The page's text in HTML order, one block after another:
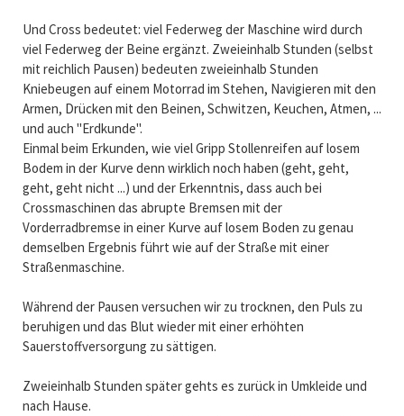
Und Cross bedeutet: viel Federweg der Maschine wird durch
viel Federweg der Beine ergänzt. Zweieinhalb Stunden (selbst
mit reichlich Pausen) bedeuten zweieinhalb Stunden
Kniebeugen auf einem Motorrad im Stehen, Navigieren mit den
Armen, Drücken mit den Beinen, Schwitzen, Keuchen, Atmen, ...
und auch "Erdkunde".
Einmal beim Erkunden, wie viel Gripp Stollenreifen auf losem
Bodem in der Kurve denn wirklich noch haben (geht, geht,
geht, geht nicht ...) und der Erkenntnis, dass auch bei
Crossmaschinen das abrupte Bremsen mit der
Vorderradbremse in einer Kurve auf losem Boden zu genau
demselben Ergebnis führt wie auf der Straße mit einer
Straßenmaschine.
Während der Pausen versuchen wir zu trocknen, den Puls zu
beruhigen und das Blut wieder mit einer erhöhten
Sauerstoffversorgung zu sättigen.
Zweieinhalb Stunden später gehts es zurück in Umkleide und
nach Hause.